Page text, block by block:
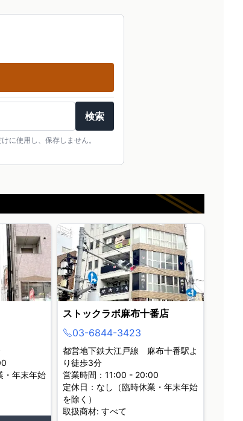
検索
に使用し、保存しません。
・年末年始
ストックラボ麻布十番店
03-6844-3423
都営地下鉄大江戸線 麻布十番駅よ
り徒歩3分
営業時間：11:00 - 20:00
定休日：なし（臨時休業・年末年始
を除く）
取扱商材: すべて